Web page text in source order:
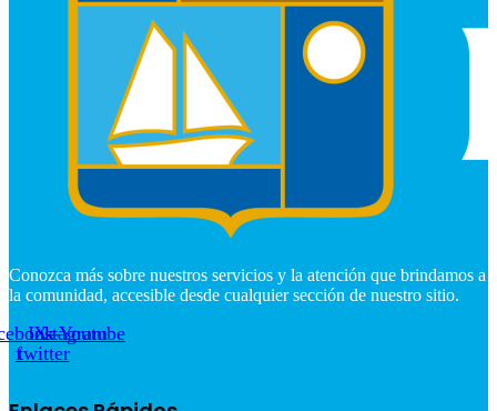
Conozca más sobre nuestros servicios y la atención que brindamos a
la comunidad, accesible desde cualquier sección de nuestro sitio.
f
X-
twitter
Instagram
Youtube